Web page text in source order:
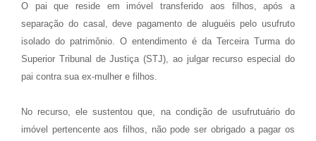
O pai que reside em imóvel transferido aos filhos, após a
separação do casal, deve pagamento de aluguéis pelo usufruto
isolado do patrimônio. O entendimento é da Terceira Turma do
Superior Tribunal de Justiça (STJ), ao julgar recurso especial do
pai contra sua ex-mulher e filhos.
No recurso, ele sustentou que, na condição de usufrutuário do
imóvel pertencente aos filhos, não pode ser obrigado a pagar os